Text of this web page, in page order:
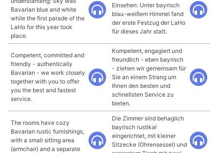
Bavarian blue and white
while the first parade of the
LaHo for this year took
place.
Einsehen: Unter bayrisch
blau-weißem Himmel fand
der erste Festzug der LaHo
für dieses Jahr statt.
Competent, committed and
friendly - authentically
Bavarian - we work closely
together with you to offer
you the best and fastest
service.
Kompetent, engagiert und
freundlich - eben bayrisch
- ziehen wir gemeinsam für
Sie an einem Strang um
Ihnen den besten und
schnellsten Service zu
bieten.
The rooms have cozy
Bavarian rustic furnishings,
with a small sitting area
(armchair) and a separate
Die Zimmer sind behaglich
bayrisch rustikal
eingerichtet, mit kleiner
Sitzecke (Ohrensessel) und